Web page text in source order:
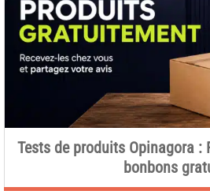
Tests de produits Opinagora :
bonbons